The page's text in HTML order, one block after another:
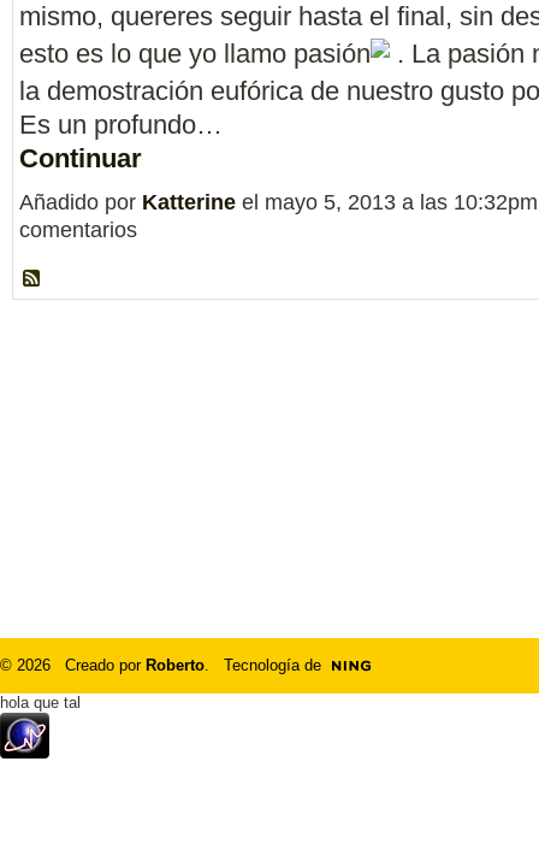
mismo, quereres seguir hasta el final, sin
esto es lo que yo llamo pasión
. La pasión
la demostración eufórica de nuestro gusto
Es un profundo…
Continuar
Añadido por Katterine el mayo 5, 2013 a las
comentarios
© 2026 Creado por Roberto. Tecnología de
hola que tal